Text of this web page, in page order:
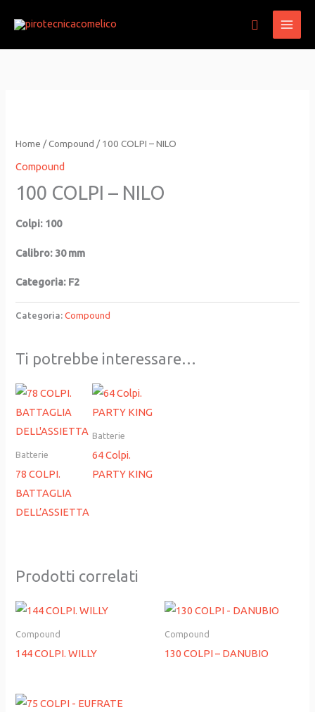
contenuto
Cerca
Home /Compound / 100 COLPI – NILO
Compound
100 COLPI – NILO
Colpi: 100
Calibro: 30 mm
Categoria: F2
Categoria:Compound
Ti potrebbe interessare…
Batterie
78 COLPI.
BATTAGLIA
DELL’ASSIETTA
Batterie
64 Colpi.
PARTY KING
Prodotti correlati
Compound
144 COLPI. WILLY
Compound
130 COLPI – DANUBIO